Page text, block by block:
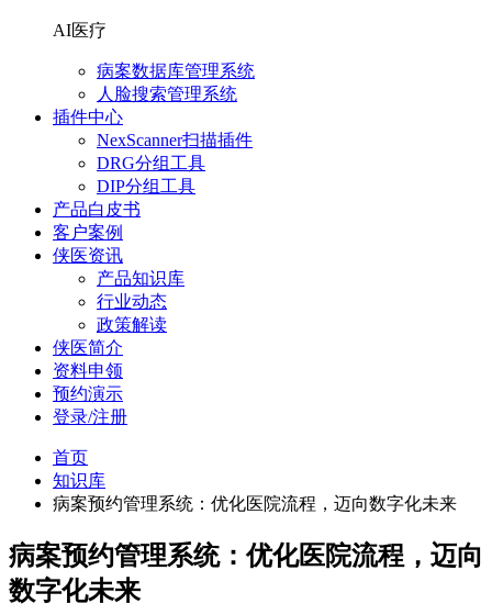
AI医疗
病案数据库管理系统
人脸搜索管理系统
插件中心
NexScanner扫描插件
DRG分组工具
DIP分组工具
产品白皮书
客户案例
侠医资讯
产品知识库
行业动态
政策解读
侠医简介
资料申领
预约演示
登录/注册
首页
知识库
病案预约管理系统：优化医院流程，迈向数字化未来
病案预约管理系统：优化医院流程，迈向
数字化未来